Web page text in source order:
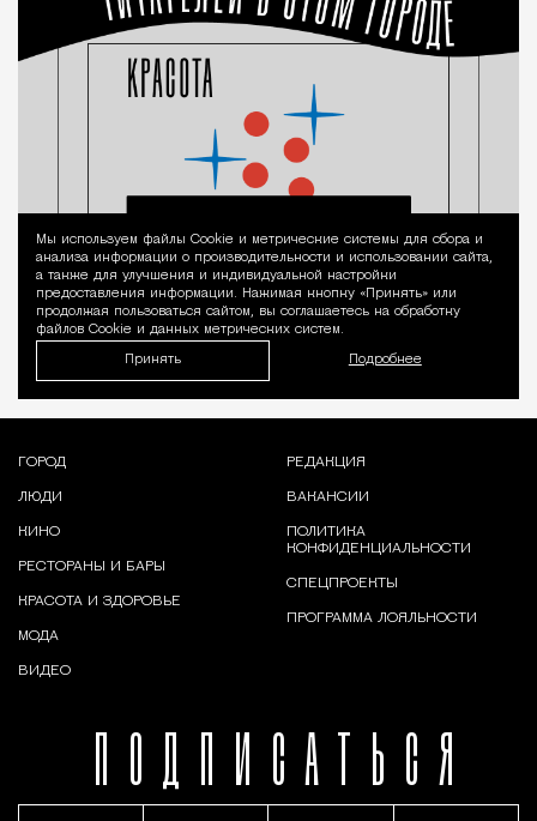
Уведомление
Мы используем файлы Сookie и метрические системы для сбора и
анализа информации о производительности и использовании сайта,
а также для улучшения и индивидуальной настройки
предоставления информации. Нажимая кнопку «Принять» или
продолжая пользоваться сайтом, вы соглашаетесь на обработку
файлов Cookie и данных метрических систем.
Принять Подробнее
ПОДПИСАТЬСЯ
ГОРОД
ЛЮДИ
КИНО
РЕСТОРАНЫ И БАРЫ
КРАСОТА И ЗДОРОВЬЕ
МОДА
ВИДЕО
РЕДАКЦИЯ
ВАКАНСИИ
ПОЛИТИКА
КОНФИДЕНЦИАЛЬНОСТИ
СПЕЦПРОЕКТЫ
ПРОГРАММА ЛОЯЛЬНОСТИ